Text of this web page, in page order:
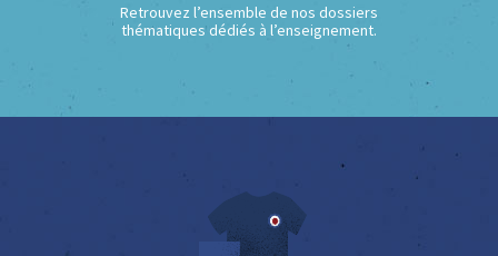
Retrouvez l’ensemble de nos dossiers
thématiques dédiés à l’enseignement.